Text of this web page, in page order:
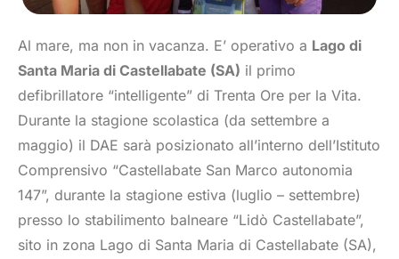
Al mare, ma non in vacanza. E’ operativo a Lago di
Santa Maria di Castellabate (SA) il primo
defibrillatore “intelligente” di Trenta Ore per la Vita.
Durante la stagione scolastica (da settembre a
maggio) il DAE sarà posizionato all’interno dell’Istituto
Comprensivo “Castellabate San Marco autonomia
147”, durante la stagione estiva (luglio – settembre)
presso lo stabilimento balneare “Lidò Castellabate”,
sito in zona Lago di Santa Maria di Castellabate (SA),